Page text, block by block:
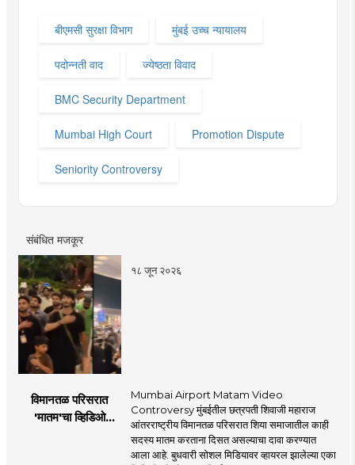
बीएमसी सुरक्षा विभाग मुंबई उच्च न्यायालय
पदोन्नती वाद ज्येष्ठता विवाद
BMC Security Department
Mumbai High Court Promotion Dispute
Seniority Controversy
संबंधित मजकूर
१८ जून २०२६
विमानतळ परिसरात
'मातम'चा व्हिडिओ
Mumbai Airport Matam Video
Controversy मुंबईतील छत्रपती शिवाजी महाराज
आंतरराष्ट्रीय विमानतळ परिसरात शिया समाजातील काही
सदस्य मातम करताना दिसत असल्याचा दावा करण्यात
आला आहे. बुधवारी सोशल मिडियावर व्हायरल झालेल्या एका